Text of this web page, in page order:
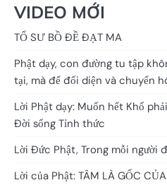
VIDEO MỚI
TỔ SƯ BỒ ĐỀ ĐẠT MA
Phật dạy, con đường tu tập
tại, mà để đối diện và chuyển
Lời Phật dạy: Muốn hết Khổ
Đời sống Tỉnh thức
Lời Đức Phật, Trong mỗi người
Lời của Phật: TÂM LÀ GỐC